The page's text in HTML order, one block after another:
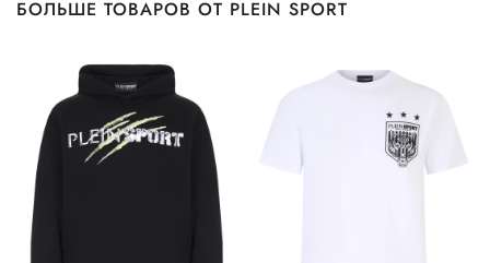
БОЛЬШЕ ТОВАРОВ ОТ PLEIN SPORT